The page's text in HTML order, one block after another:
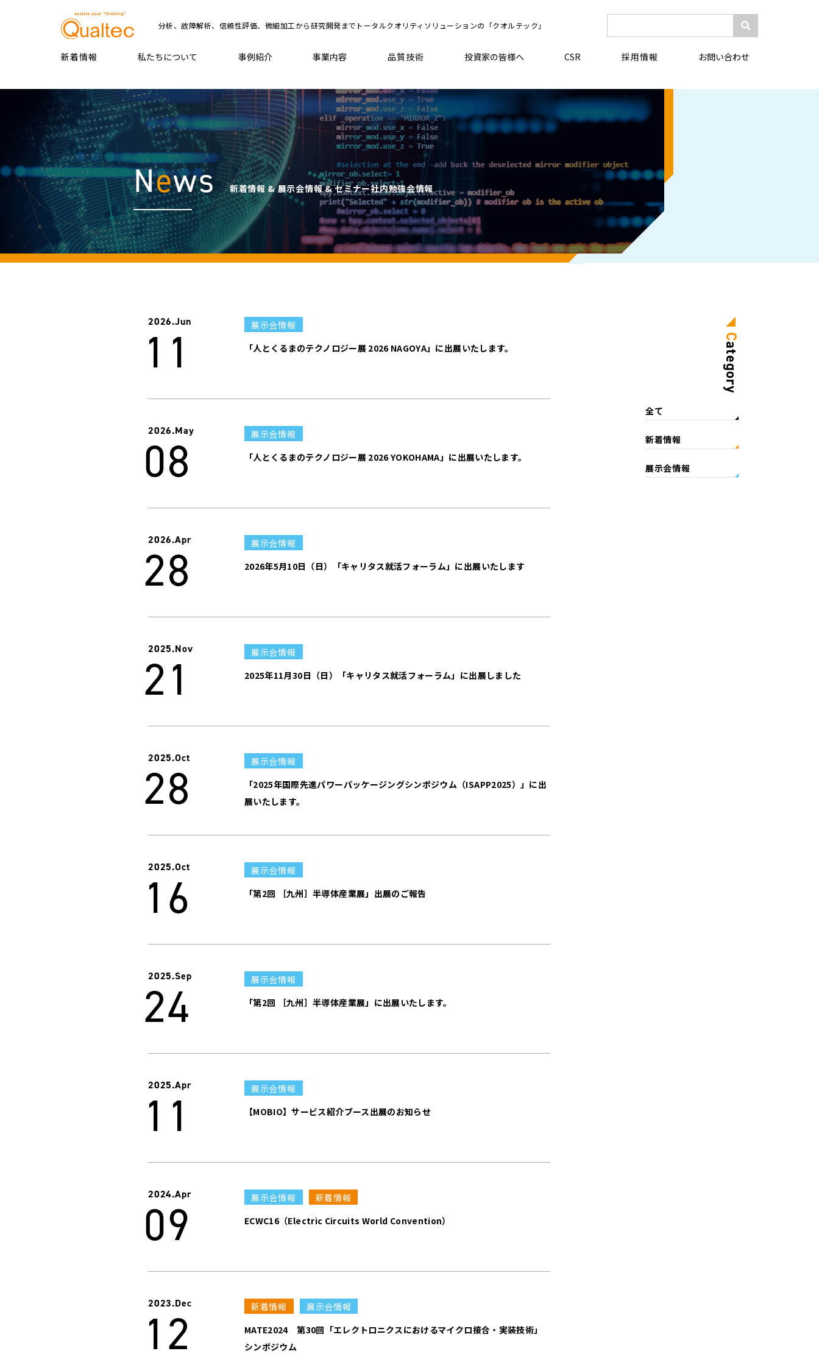
分析、故障解析、信頼性評価、微細加工から研究開発までトータルクオリティソリューションの「クオルテック」
検
新着情報 私たちについて 事例紹介 事業内容 品質技術 投資家の皆様へ CSR 採用情報 お問い合わせ
News 新着情報 & 展示会情報 &セミナー社内勉強会情報
2026.Jun
11
展示会情報
「人とくるまのテクノロジー展 2026 NAGOYA」に出展いたします。
2026.May
08
展示会情報
「人とくるまのテクノロジー展 2026 YOKOHAMA」に出展いたします。
2026.Apr
28
展示会情報
2026年5月10日（日）「キャリタス就活フォーラム」に出展いたします
2025.Nov
21
展示会情報
2025年11月30日（日）「キャリタス就活フォーラム」に出展しました
2025.Oct
28
展示会情報
「2025年国際先進パワーパッケージングシンポジウム（ISAPP2025）」に出
展いたします。
2025.Oct
16
展示会情報
「第2回 ［九州］半導体産業展」出展のご報告
2025.Sep
24
展示会情報
「第2回 ［九州］半導体産業展」に出展いたします。
2025.Apr
11
展示会情報
【MOBIO】サービス紹介ブース出展のお知らせ
2024.Apr
09 展示会情報
新着情報
ECWC16（Electric Circuits World Convention）
2023.Dec
12 新着情報
展示会情報
MATE2024 第30回「エレクトロニクスにおけるマイクロ接合・実装技術」
シンポジウム
C
ategory
全て
新着情報
展示会情報